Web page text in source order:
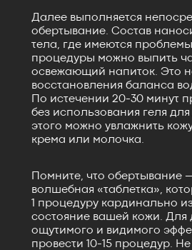
Далее выполняется
обертывание. Состав
тела, где имеются
процедуры можно выпить
освежающий напиток. Это
восстановления баланса
По истечении 20-30 минут
без использования геля
этого можно увлажнить
крема или молочка.
Помните, что обертывание
волшебная «таблетка»,
1 процедуру кардинально
состояние вашей кожи. Для
ощутимого и видимого
провести 10-15 процедур.